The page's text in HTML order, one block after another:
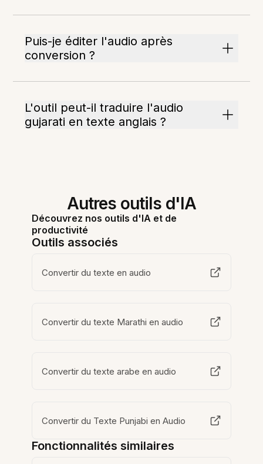
Puis-je éditer l'audio après
conversion ?
L'outil peut-il traduire l'audio
gujarati en texte anglais ?
Autres outils d'IA
Découvrez nos outils d'IA et de
productivité
Outils associés
Convertir du texte en audio
Convertir du texte Marathi en audio
Convertir du texte arabe en audio
Convertir du Texte Punjabi en Audio
Fonctionnalités similaires